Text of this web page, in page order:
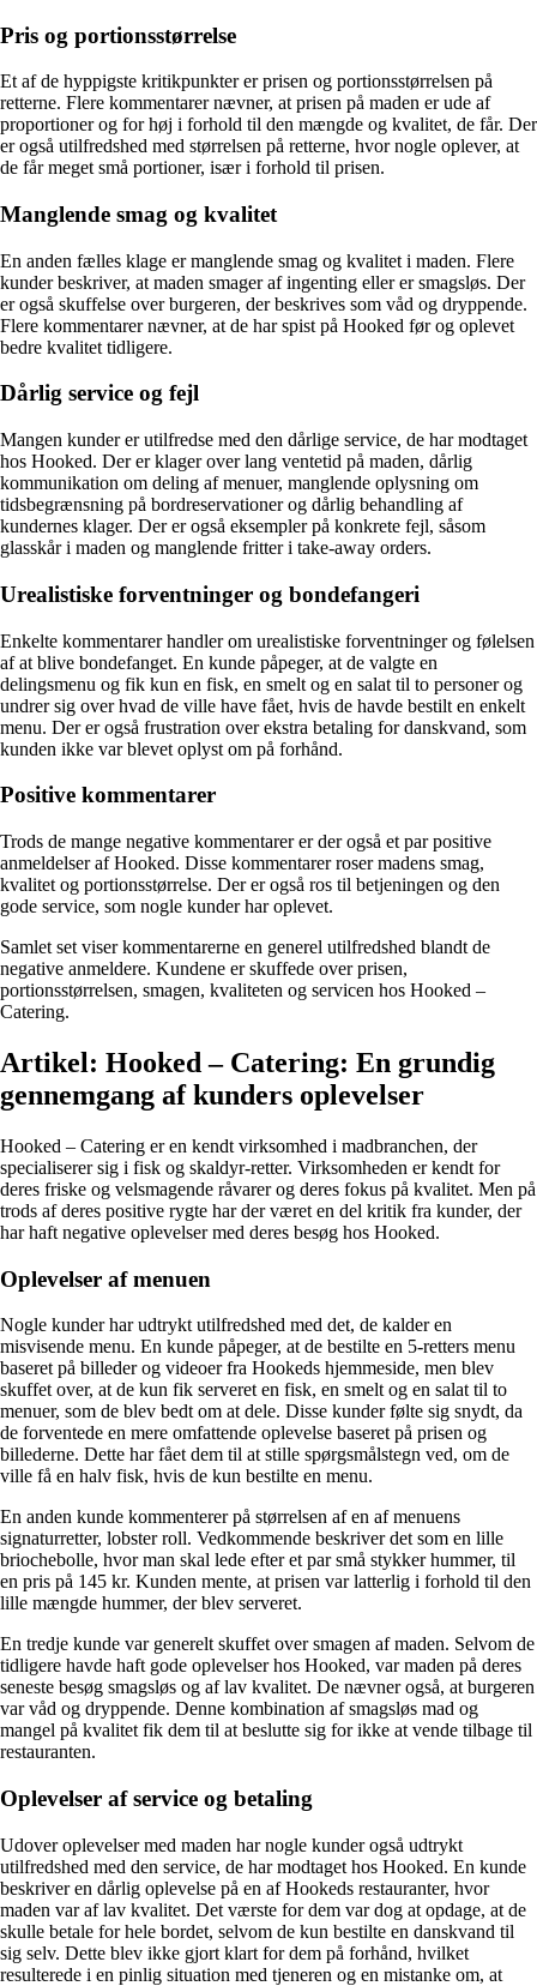
Pris og portionsstørrelse
Et af de hyppigste kritikpunkter er prisen og portionsstørrelsen på
retterne. Flere kommentarer nævner, at prisen på maden er ude af
proportioner og for høj i forhold til den mængde og kvalitet, de får. Der
er også utilfredshed med størrelsen på retterne, hvor nogle oplever, at
de får meget små portioner, især i forhold til prisen.
Manglende smag og kvalitet
En anden fælles klage er manglende smag og kvalitet i maden. Flere
kunder beskriver, at maden smager af ingenting eller er smagsløs. Der
er også skuffelse over burgeren, der beskrives som våd og dryppende.
Flere kommentarer nævner, at de har spist på Hooked før og oplevet
bedre kvalitet tidligere.
Dårlig service og fejl
Mangen kunder er utilfredse med den dårlige service, de har modtaget
hos Hooked. Der er klager over lang ventetid på maden, dårlig
kommunikation om deling af menuer, manglende oplysning om
tidsbegrænsning på bordreservationer og dårlig behandling af
kundernes klager. Der er også eksempler på konkrete fejl, såsom
glasskår i maden og manglende fritter i take-away orders.
Urealistiske forventninger og bondefangeri
Enkelte kommentarer handler om urealistiske forventninger og følelsen
af at blive bondefanget. En kunde påpeger, at de valgte en
delingsmenu og fik kun en fisk, en smelt og en salat til to personer og
undrer sig over hvad de ville have fået, hvis de havde bestilt en enkelt
menu. Der er også frustration over ekstra betaling for danskvand, som
kunden ikke var blevet oplyst om på forhånd.
Positive kommentarer
Trods de mange negative kommentarer er der også et par positive
anmeldelser af Hooked. Disse kommentarer roser madens smag,
kvalitet og portionsstørrelse. Der er også ros til betjeningen og den
gode service, som nogle kunder har oplevet.
Samlet set viser kommentarerne en generel utilfredshed blandt de
negative anmeldere. Kundene er skuffede over prisen,
portionsstørrelsen, smagen, kvaliteten og servicen hos Hooked –
Catering.
Artikel: Hooked – Catering: En grundig
gennemgang af kunders oplevelser
Hooked – Catering er en kendt virksomhed i madbranchen, der
specialiserer sig i fisk og skaldyr-retter. Virksomheden er kendt for
deres friske og velsmagende råvarer og deres fokus på kvalitet. Men på
trods af deres positive rygte har der været en del kritik fra kunder, der
har haft negative oplevelser med deres besøg hos Hooked.
Oplevelser af menuen
Nogle kunder har udtrykt utilfredshed med det, de kalder en
misvisende menu. En kunde påpeger, at de bestilte en 5-retters menu
baseret på billeder og videoer fra Hookeds hjemmeside, men blev
skuffet over, at de kun fik serveret en fisk, en smelt og en salat til to
menuer, som de blev bedt om at dele. Disse kunder følte sig snydt, da
de forventede en mere omfattende oplevelse baseret på prisen og
billederne. Dette har fået dem til at stille spørgsmålstegn ved, om de
ville få en halv fisk, hvis de kun bestilte en menu.
En anden kunde kommenterer på størrelsen af ​​en af ​​menuens
signaturretter, lobster roll. Vedkommende beskriver det som en lille
briochebolle, hvor man skal lede efter et par små stykker hummer, til
en pris på 145 kr. Kunden mente, at prisen var latterlig i forhold til den
lille mængde hummer, der blev serveret.
En tredje kunde var generelt skuffet over smagen af ​​maden. Selvom de
tidligere havde haft gode oplevelser hos Hooked, var maden på deres
seneste besøg smagsløs og af lav kvalitet. De nævner også, at burgeren
var våd og dryppende. Denne kombination af smagsløs mad og
mangel på kvalitet fik dem til at beslutte sig for ikke at vende tilbage til
restauranten.
Oplevelser af service og betaling
Udover oplevelser med maden har nogle kunder også udtrykt
utilfredshed med den service, de har modtaget hos Hooked. En kunde
beskriver en dårlig oplevelse på en af ​​Hookeds restauranter, hvor
maden var af lav kvalitet. Det værste for dem var dog at opdage, at de
skulle betale for hele bordet, selvom de kun bestilte en danskvand til
sig selv. Dette blev ikke gjort klart for dem på forhånd, hvilket
resulterede i en pinlig situation med tjeneren og en mistanke om, at